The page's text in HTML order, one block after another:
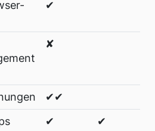
✔
✘
✔✔
✔
✔